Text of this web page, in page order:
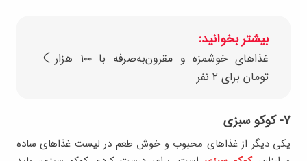
بیشتر بخوانید:
غذاهای خوشمزه و مقرون‌به‌صرفه با ۱۰۰ هزار
تومان برای ۲ نفر
۷- کوکو سبزی
یکی دیگر از غذاهای محبوب و خوش طعم در لیست غذاهای ساده